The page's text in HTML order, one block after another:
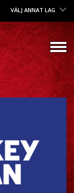
VÄLJ ANNAT LAG